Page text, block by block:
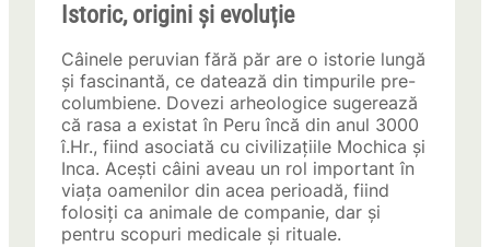
Istoric, origini și evoluție
Câinele peruvian fără păr are o istorie lungă
și fascinantă, ce datează din timpurile pre-
columbiene. Dovezi arheologice sugerează
că rasa a existat în Peru încă din anul 3000
î.Hr., fiind asociată cu civilizațiile Mochica și
Inca. Acești câini aveau un rol important în
viața oamenilor din acea perioadă, fiind
folosiți ca animale de companie, dar și
pentru scopuri medicale și rituale.